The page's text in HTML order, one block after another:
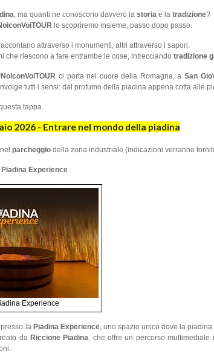
, ma quanti ne conoscono davvero la storia e la tradizione?
lo scopriremo insieme, passo dopo passo.
attraverso i monumenti, altri attraverso i sapori.
che riescono a fare entrambe le cose, intrecciando tradizione
ci porta nel cuore della Romagna, aSan
tutti i sensi: dal profumo della piadina appena cotta alle
tappa
2026 - Entrare nel mondo della piadina
parcheggio della zona industriale (indicazioni verranno
Piadina Experience
Experience
presso la Piadina Experience, uno spazio unico dove la
da Riccione Piadina, che offre un percorso